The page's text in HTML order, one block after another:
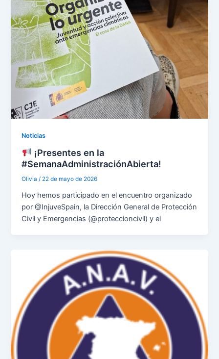
Noticias
¡Presentes en la
#SemanaAdministraciónAbierta!
Olivia / 22 de mayo de 2026
​Hoy hemos participado en el encuentro organizado
por @InjuveSpain, la Dirección General de Protección
Civil y Emergencias (@proteccioncivil) y el